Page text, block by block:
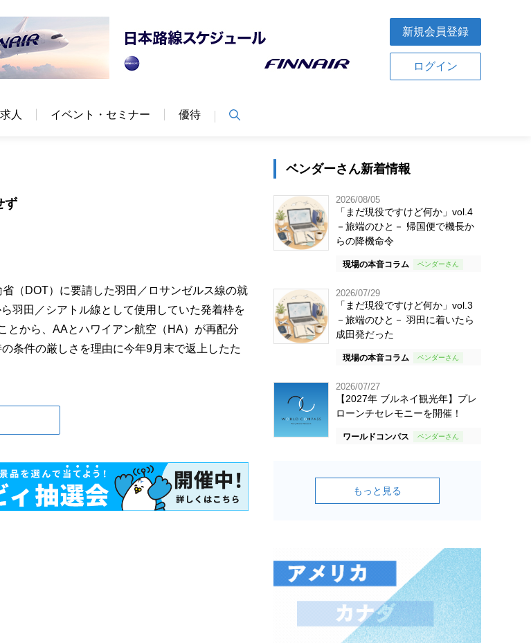
新規会員登録
ログイン
求人 イベント・セミナー 優待
ず
（DOT）に要請した羽田／ロサンゼルス線の就
羽田／シアトル線として使用していた発着枠を
とから、AAとハワイアン航空（HA）が再配分
条件の厳しさを理由に今年9月末で返上したた
ベンダーさん新着情報
2026/08/05
「まだ現役ですけど何か」vol.4
－旅端のひと－ 帰国便で機長か
らの降機命令
現場の本音コラム
2026/07/29
「まだ現役ですけど何か」vol.3
－旅端のひと－ 羽田に着いたら
成田発だった
現場の本音コラム
2026/07/27
【2027年 ブルネイ観光年】プレ
ローンチセレモニーを開催！
ワールドコンパス
もっと見る